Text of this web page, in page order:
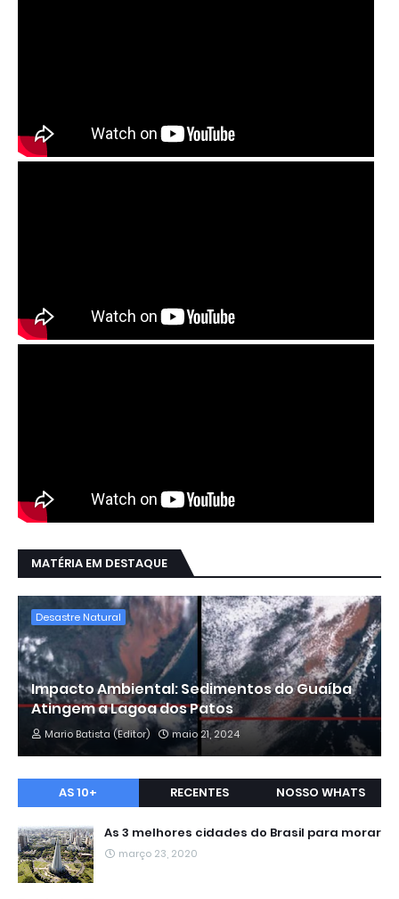
MATÉRIA EM DESTAQUE
Desastre Natural
Impacto Ambiental: Sedimentos do Guaíba
Atingem a Lagoa dos Patos
Mario Batista (Editor) maio 21, 2024
AS 10+ RECENTES NOSSO WHATS
As 3 melhores cidades do Brasil para morar
março 23, 2020